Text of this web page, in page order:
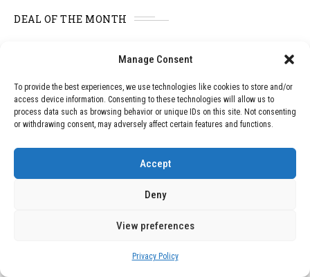
Manage Consent
To provide the best experiences, we use technologies like cookies to store and/or
access device information. Consenting to these technologies will allow us to
process data such as browsing behavior or unique IDs on this site. Not consenting
or withdrawing consent, may adversely affect certain features and functions.
Accept
Deny
View preferences
Privacy Policy
DEAL OF THE MONTH
Vídeo impactante: BYD revela en
grabación cómo añadir 400 km de rango
en apenas 5 minutos de carga
02
Motor de 800 W, rango de 45 km y
ruedas todo terreno: este scooter cuesta
solo 300 euros y representa una
adquisición impresionante
December 24, 2025